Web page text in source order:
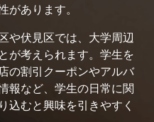
があります。
や伏見区では、大学周辺
が考えられます。学生を
の割引クーポンやアルバ
報など、学生の日常に関
込むと興味を引きやすく